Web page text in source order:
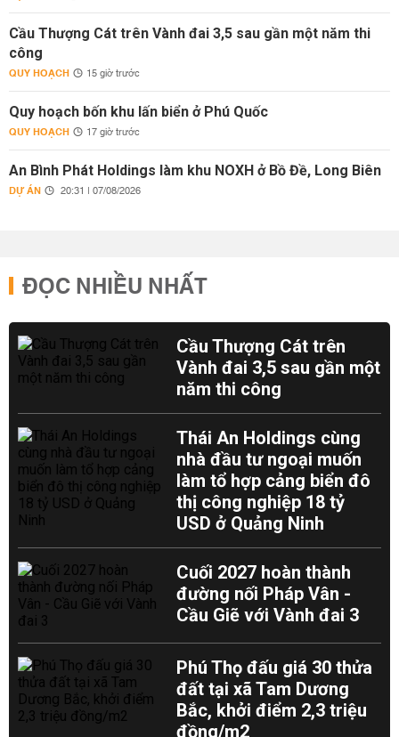
Cầu Thượng Cát trên Vành đai 3,5 sau gần một năm thi
công
QUY HOẠCH 15 giờ trước
Quy hoạch bốn khu lấn biển ở Phú Quốc
QUY HOẠCH 17 giờ trước
An Bình Phát Holdings làm khu NOXH ở Bồ Đề, Long Biên
DỰ ÁN 20:31 | 07/08/2026
ĐỌC NHIỀU NHẤT
Cầu Thượng Cát trên
Vành đai 3,5 sau gần một
năm thi công
Thái An Holdings cùng
nhà đầu tư ngoại muốn
làm tổ hợp cảng biển đô
thị công nghiệp 18 tỷ
USD ở Quảng Ninh
Cuối 2027 hoàn thành
đường nối Pháp Vân -
Cầu Giẽ với Vành đai 3
Phú Thọ đấu giá 30 thửa
đất tại xã Tam Dương
Bắc, khởi điểm 2,3 triệu
đồng/m2